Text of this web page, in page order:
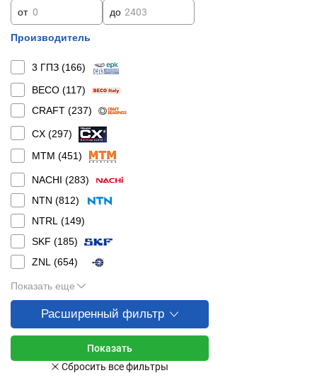
от до
Производитель
3 ГПЗ (166)
BECO (117)
CRAFT (237)
CX (297)
MTM (451)
NACHI (283)
NTN (812)
NTRL (149)
SKF (185)
ZNL (654)
Показать еще
Расширенный фильтр